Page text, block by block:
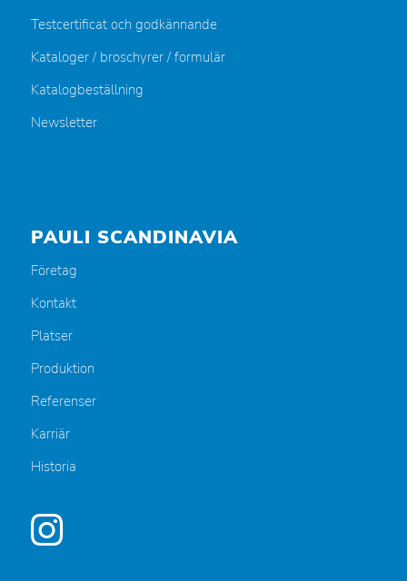
Testcertificat och godkännande
Kataloger / broschyrer / formulär
Katalogbeställning
Newsletter
PAULI SCANDINAVIA
Företag
Kontakt
Platser
Produktion
Referenser
Karriär
Historia